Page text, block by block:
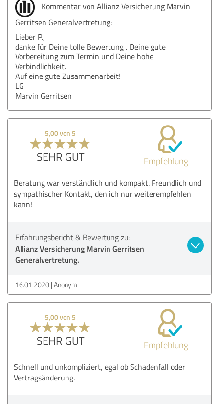
Kommentar von Allianz Versicherung Marvin
Gerritsen Generalvertretung:
Lieber P.,
danke für Deine tolle Bewertung , Deine gute
Vorbereitung zum Termin und Deine hohe
Verbindlichkeit.
Auf eine gute Zusammenarbeit!
LG
Marvin Gerritsen
5,00 von 5
SEHR GUT Empfehlung
Beratung war verständlich und kompakt. Freundlich und
sympathischer Kontakt, den ich nur weiterempfehlen
kann!
Erfahrungsbericht & Bewertung zu:
Allianz Versicherung Marvin Gerritsen
Generalvertretung.
16.01.2020 Anonym
5,00 von 5
SEHR GUT Empfehlung
Schnell und unkompliziert, egal ob Schadenfall oder
Vertragsänderung.